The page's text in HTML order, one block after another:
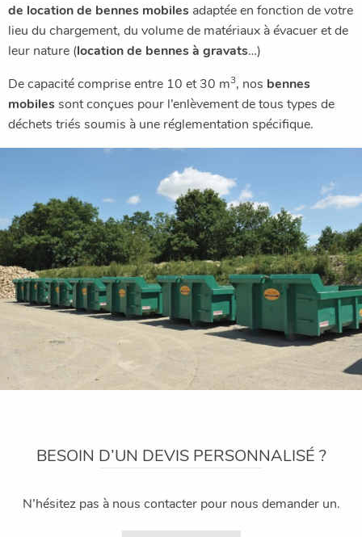
de location de bennes mobiles adaptée en fonction de votre
lieu du chargement, du volume de matériaux à évacuer et de
leur nature (location de bennes à gravats…)
De capacité comprise entre 10 et 30 m3, nos bennes
mobilessont conçues pour l’enlèvement de tous types de
déchets triés soumis à une réglementation spécifique.
BESOIN D’UN DEVIS PERSONNALISÉ ?
N’hésitez pas à nous contacter pour nous demander un.